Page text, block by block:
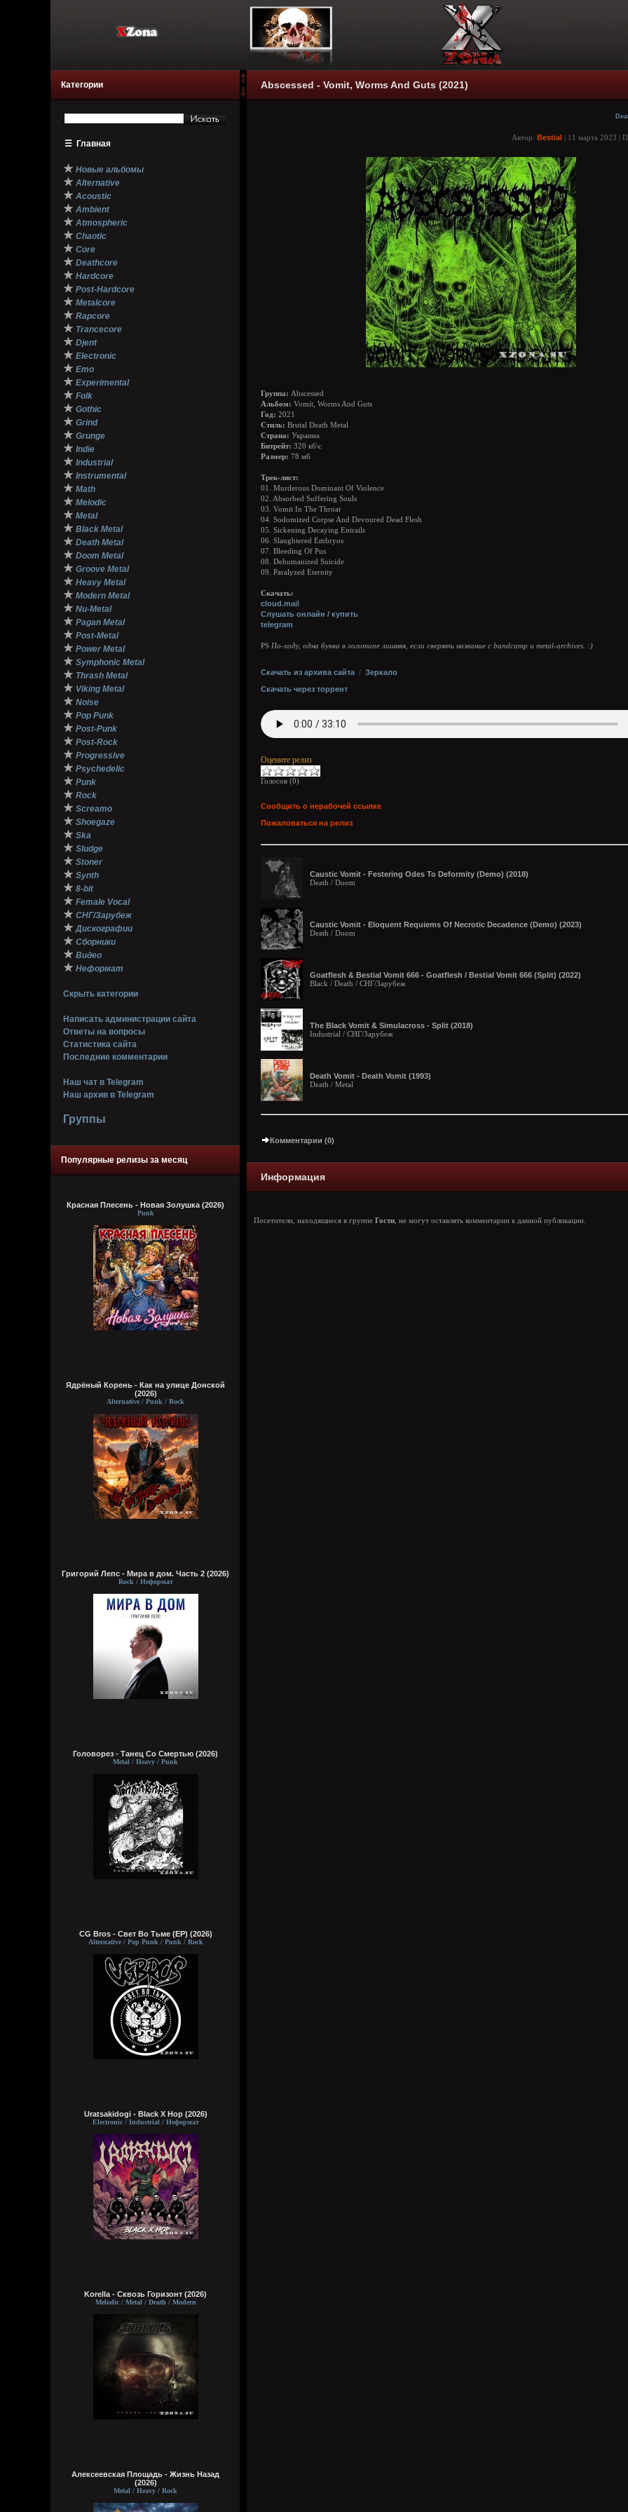
Категории
☰ Главная
★ Новые альбомы
★ Alternative
★ Acoustic
★ Ambient
★ Atmospheric
★ Chaotic
★ Core
★ Deathcore
★ Hardcore
★ Post-Hardcore
★ Metalcore
★ Rapcore
★ Trancecore
★ Djent
★ Electronic
★ Emo
★ Experimental
★ Folk
★ Gothic
★ Grind
★ Grunge
★ Indie
★ Industrial
★ Instrumental
★ Math
★ Melodic
★ Metal
★ Black Metal
★ Death Metal
★ Doom Metal
★ Groove Metal
★ Heavy Metal
★ Modern Metal
★ Nu-Metal
★ Pagan Metal
★ Post-Metal
★ Power Metal
★ Symphonic Metal
★ Thrash Metal
★ Viking Metal
★ Noise
★ Pop Punk
★ Post-Punk
★ Post-Rock
★ Progressive
★ Psychedelic
★ Punk
★ Rock
★ Screamo
★ Shoegaze
★ Ska
★ Sludge
★ Stoner
★ Synth
★ 8-bit
★ Female Vocal
★ СНГ/Зарубеж
★ Дискографии
★ Сборники
★ Видео
★ Неформат
Скрыть категории
Написать администрации сайта
Ответы на вопросы
Статистика сайта
Последние комментарии
Наш чат в Telegram
Наш архив в Telegram
Группы
Популярные релизы за месяц
Красная Плесень - Новая Золушка (2026)
Punk
Ядрёный Корень - Как на улице Донской
(2026)
Alternative / Punk / Rock
Григорий Лепс - Мира в дом. Часть 2 (2026)
Rock / Неформат
Головорез - Tанец Со Смертью (2026)
Metal / Heavy / Punk
CG Bros - Свет Во Тьме (EP) (2026)
Alternative / Pop Punk / Punk / Rock
Uratsakidogi - Black X Hop (2026)
Electronic / Industrial / Неформат
Korella - Сквозь Горизонт (2026)
Melodic / Metal / Death / Modern
Алексеевская Площадь - Жизнь Назад
(2026)
Metal / Heavy / Rock
Abscessed - Vomit, Worms And Guts (2021)
Автор: Bestial | 11 марта 2023 |
Группа: Abscessed
Альбом: Vomit, Worms And Guts
Год: 2021
Стиль: Brutal Death Metal
Страна: Украина
Битрейт: 320 кб\с
Размер: 78 мб
Трек-лист:
01. Murderous Dominant Of Violence
02. Absorbed Suffering Souls
03. Vomit In The Throat
04. Sodomized Corpse And Devoured Dead Flesh
05. Sickening Decaying Entrails
06. Slaughtered Embryos
07. Bleeding Of Pus
08. Dehumanized Suicide
09. Paralyzed Eternity
Скачать:
cloud.mail
Слушать онлайн / купить
telegram
PS По-ходу, одна буква в логотипе лишняя, если сверять название с bandcamp и metal-archives. :)
Скачать из архива сайта / Зеркало
Скачать через торрент
Оцените релиз
Голосов (0)
Сообщить о нерабочей ссылке
Пожаловаться на релиз
Caustic Vomit - Festering Odes To Deformity (Demo) (2018)
Death / Doom
Caustic Vomit - Eloquent Requiems Of Necrotic Decadence (Demo) (2023)
Death / Doom
Goatflesh & Bestial Vomit 666 - Goatflesh / Bestial Vomit 666 (Split) (2022)
Black / Death / СНГ/Зарубеж
The Black Vomit & Simulacross - Split (2018)
Industrial / СНГ/Зарубеж
Death Vomit - Death Vomit (1993)
Death / Metal
Комментарии (0)
Информация
Посетители, находящиеся в группе Гости , не могут оставлять комментарии к данной публикации.